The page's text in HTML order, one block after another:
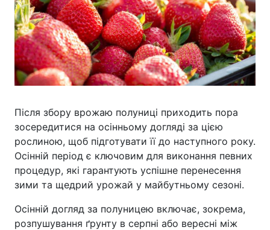
Після збору врожаю полуниці приходить пора
зосередитися на осінньому догляді за цією
рослиною, щоб підготувати її до наступного року.
Осінній період є ключовим для виконання певних
процедур, які гарантують успішне перенесення
зими та щедрий урожай у майбутньому сезоні.
Осінній догляд за полуницею включає, зокрема,
розпушування ґрунту в серпні або вересні між